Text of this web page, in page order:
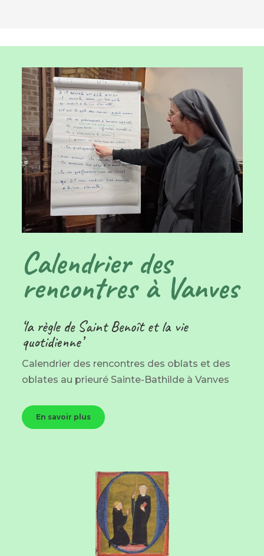
Calendrier des
rencontres à Vanves
‘la règle de Saint Benoît et la vie
quotidienne’
Calendrier des rencontres des oblats et des
oblates au prieuré Sainte-Bathilde à Vanves
En savoir plus